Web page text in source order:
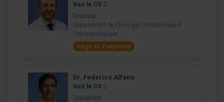
Voir le CV
Directeur
Département de Chirurgie Orthopédique et
Traumatologique
Siège de Pampelune
Dr. Federico Alfano
Voir le CV
Spécialiste